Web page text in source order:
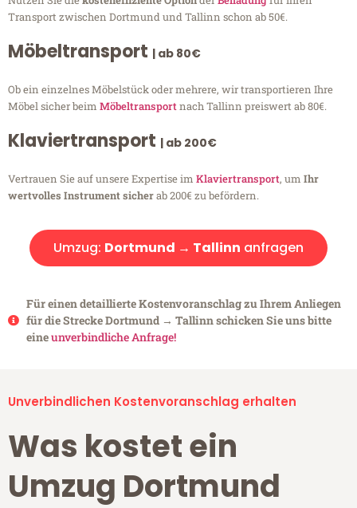
Transport zwischen Dortmund und Tallinn schon ab 50€.
Möbeltransport | ab 80€
Ob ein einzelnes Möbelstück oder mehrere, wir transportieren Ihre
Möbel sicher beim Möbeltransportnach Tallinn preiswert ab 80€.
Klaviertransport | ab 200€
Vertrauen Sie auf unsere Expertise im Klaviertransport, um Ihr
wertvolles Instrument sicherab 200€ zu befördern.
Umzug: Dortmund → Tallinn anfragen
Für einen detaillierte Kostenvoranschlag zu Ihrem Anliegen
für die Strecke Dortmund → Tallinn schicken Sie uns bitte
eineunverbindliche Anfrage!
Unverbindlichen Kostenvoranschlag erhalten
Was kostet ein
Umzug Dortmund